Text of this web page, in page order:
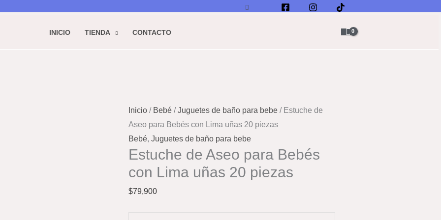
Buscar
INICIO TIENDA CONTACTO
Inicio/ Bebé/Juguetes de baño para bebe/ Estuche de
Aseo para Bebés con Lima uñas 20 piezas
Bebé, Juguetes de baño para bebe
Estuche de Aseo para Bebés
con Lima uñas 20 piezas
$79,900
con
Lima
uñas